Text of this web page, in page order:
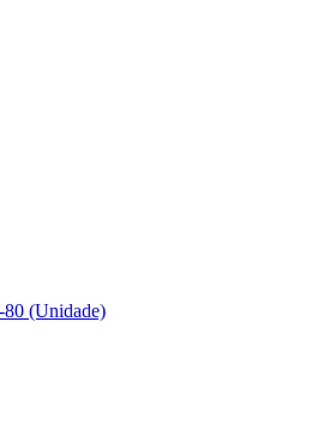
(Unidade)